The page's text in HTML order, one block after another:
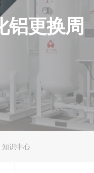
铝更换周
知识中心